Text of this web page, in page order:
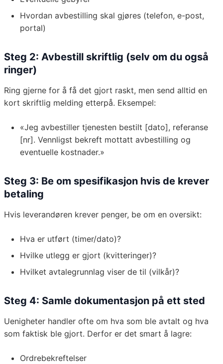
Hvordan avbestilling skal gjøres (telefon, e-post,
portal)
Steg 2: Avbestill skriftlig (selv om du også
ringer)
Ring gjerne for å få det gjort raskt, men send alltid en
kort skriftlig melding etterpå. Eksempel:
«Jeg avbestiller tjenesten bestilt [dato], referanse
[nr]. Vennligst bekreft mottatt avbestilling og
eventuelle kostnader.»
Steg 3: Be om spesifikasjon hvis de krever
betaling
Hvis leverandøren krever penger, be om en oversikt:
Hva er utført (timer/dato)?
Hvilke utlegg er gjort (kvitteringer)?
Hvilket avtalegrunnlag viser de til (vilkår)?
Steg 4: Samle dokumentasjon på ett sted
Uenigheter handler ofte om hva som ble avtalt og hva
som faktisk ble gjort. Derfor er det smart å lagre:
Ordrebekreftelser